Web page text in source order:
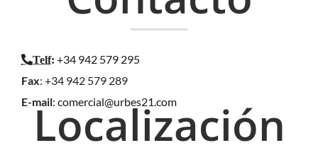
Localización
Telf: +34 942 579 295
Fax: +34 942 579 289
E-mail: comercial@urbes21.com